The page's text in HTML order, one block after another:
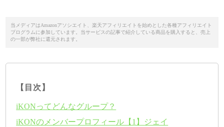
当メディアはAmazonアソシエイト、楽天アフィリエイトを始めとした各種アフィリエイト
プログラムに参加しています。当サービスの記事で紹介している商品を購入すると、売上
の一部が弊社に還元されます。
【目次】
iKONってどんなグループ？
iKONのメンバープロフィール【1】ジェイ